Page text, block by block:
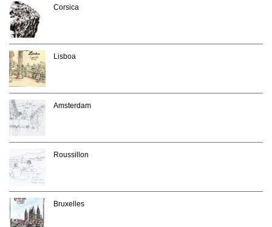
Corsica
Lisboa
Amsterdam
Roussillon
Bruxelles